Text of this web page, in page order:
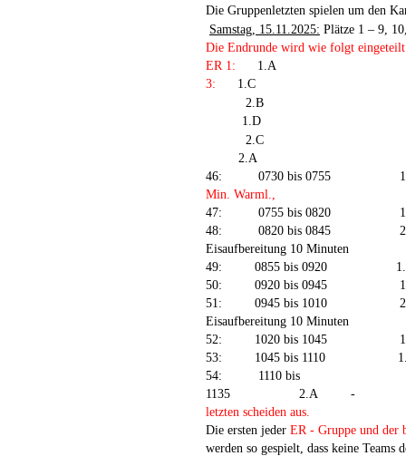
Die Gruppenletzten spielen um den
Samstag, 15.11.2025: Plätze 1 – 9,
Die Endrunde wird wie folgt
ER 1:
1.A
3:
1.C
2.B
1.D
2.C
2.A
46:
0730 bis 0755
Min. Warml.,
47:
0755 bis 0820
48:
0820 bis 0845
Eisaufbereitung 10 Minuten
49:
0855 bis 0920
50:
0920 bis 0945
51:
0945 bis 1010
Eisaufbereitung 10 Minuten
52:
1020 bis 1045
53:
1045 bis 1110
54:
1110 bis
1135
2.A
-
letzten scheiden aus.
Die ersten jeder ER - Gruppe und der
werden so gespielt, dass keine